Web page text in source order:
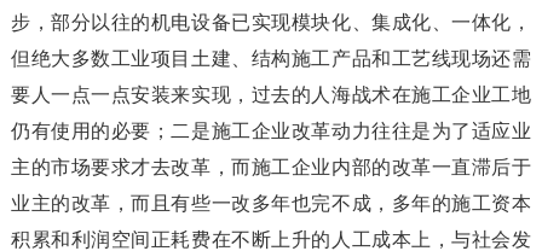
步，部分以往的机电设备已实现模块化、集成化、一体化，
但绝大多数工业项目土建、结构施工产品和工艺线现场还需
要人一点一点安装来实现，过去的人海战术在施工企业工地
仍有使用的必要；二是施工企业改革动力往往是为了适应业
主的市场要求才去改革，而施工企业内部的改革一直滞后于
业主的改革，而且有些一改多年也完不成，多年的施工资本
积累和利润空间正耗费在不断上升的人工成本上，与社会发